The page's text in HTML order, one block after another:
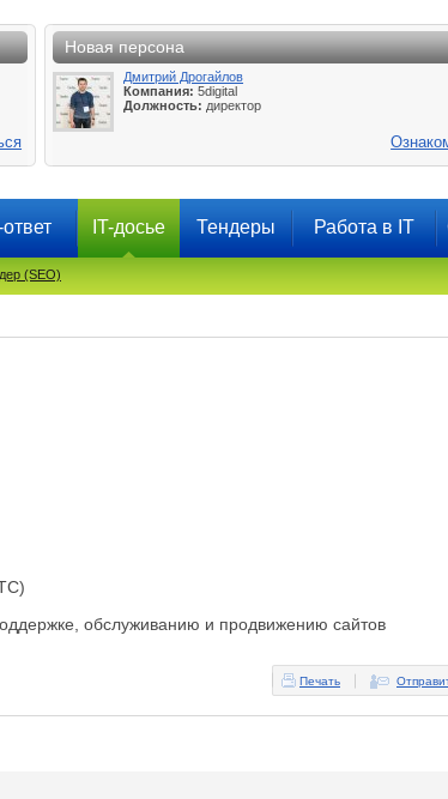
Новая персона
Дмитрий Дрогайлов
Компания: 5digital
Должность: директор
IT-досье Тендеры Работа в IT
(SEO)
обслуживанию и продвижению сайтов
Печать